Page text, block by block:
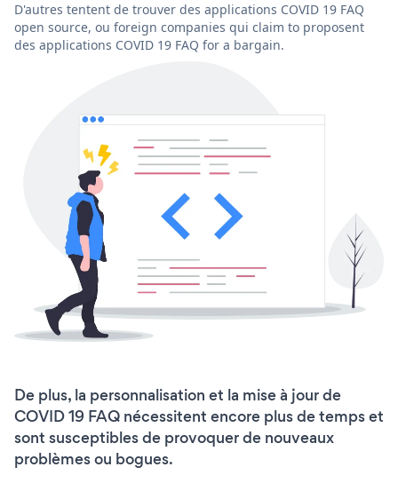
D'autres tentent de trouver des applications COVID 19 FAQ
open source, ou foreign companies qui claim to proposent
des applications COVID 19 FAQ for a bargain.
De plus, la personnalisation et la mise à jour de
COVID 19 FAQ nécessitent encore plus de temps et
sont susceptibles de provoquer de nouveaux
problèmes ou bogues.